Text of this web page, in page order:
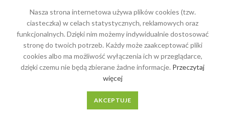
MENU
Nasza strona internetowa używa plików cookies (tzw.
ciasteczka) w celach statystycznych, reklamowych oraz
funkcjonalnych. Dzięki nim możemy indywidualnie dostosować
stronę do twoich potrzeb. Każdy może zaakceptować pliki
cookies albo ma możliwość wyłączenia ich w przeglądarce,
dzięki czemu nie będą zbierane żadne informacje. Przeczytaj
więcej
AKCEPTUJE